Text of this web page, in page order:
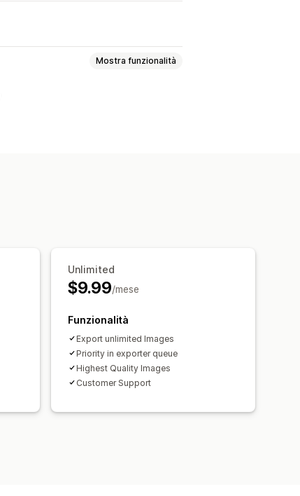
Mostra funzionalità
Unlimited
$9.99/mese
Funzionalità
Export unlimited Images
Priority in exporter queue
Highest Quality Images
Customer Support